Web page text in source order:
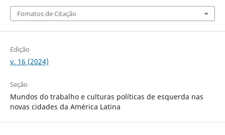
Fomatos de Citação
Edição
v. 16 (2024)
Seção
Mundos do trabalho e culturas políticas de esquerda nas
novas cidades da América Latina